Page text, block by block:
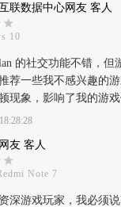
联数据中心网友 客人
10
的社交功能不错，但
荐一些我不感兴趣的
现象，影响了我的游戏
友 客人
Note 7
深游戏玩家，我必须说